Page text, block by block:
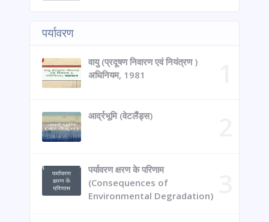
पर्यावरण
वायु (प्रदूषण निवारण एवं नियंत्रण )
अधिनियम, 1981
आर्द्रभूमि (वेटलैंड्स)
पर्यावरण क्षरण के परिणाम
(Consequences of
Environmental Degradation)